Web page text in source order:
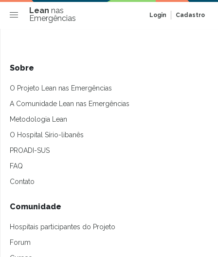
Lean nas
Emergências
Login Cadastro
Sobre
O Projeto Lean nas Emergências
A Comunidade Lean nas Emergências
Metodologia Lean
O Hospital Sírio-libanês
PROADI-SUS
FAQ
Contato
Comunidade
Hospitais participantes do Projeto
Forum